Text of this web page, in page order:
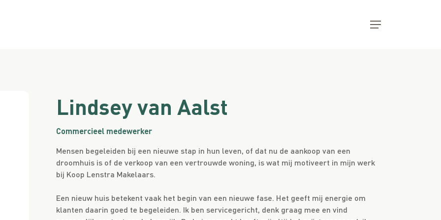
Menu
Lindsey van Aalst
Commercieel medewerker
Mensen begeleiden bij een nieuwe stap in hun leven, of dat nu de aankoop van een
droomhuis is of de verkoop van een vertrouwde woning, is wat mij motiveert in mijn werk
bij Koop Lenstra Makelaars.
Een nieuw huis betekent vaak het begin van een nieuwe fase. Het geeft mij energie om
klanten daarin goed te begeleiden. Ik ben servicegericht, denk graag mee en vind